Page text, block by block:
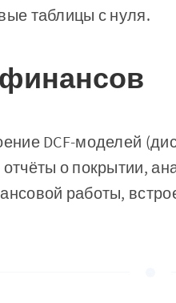
таблицы с нуля.
DCF-моделей
о покрытии,
работы,